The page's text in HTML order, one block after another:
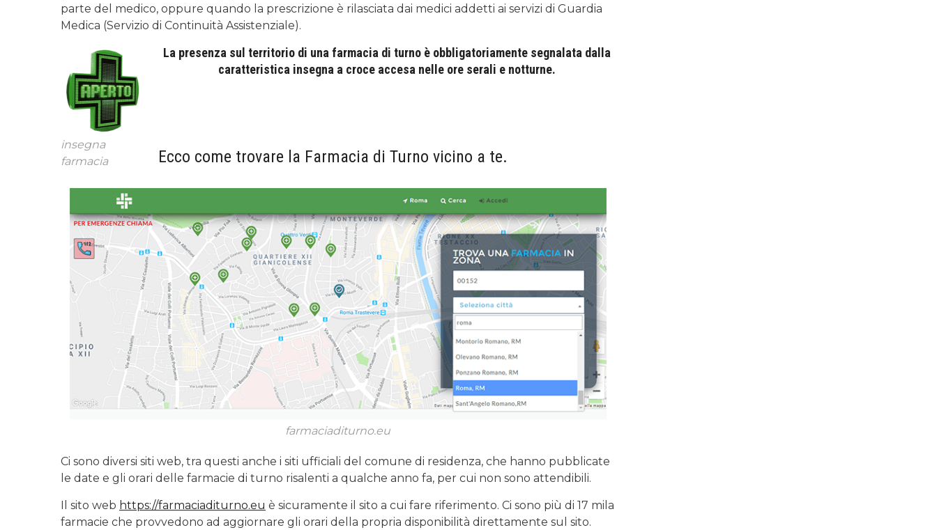
parte del medico, oppure quando la prescrizione è rilasciata dai medici addetti ai servizi di Guardia
Medica (Servizio di Continuità Assistenziale).
insegna
farmacia
La presenza sul territorio di una farmacia di turno è obbligatoriamente segnalata dalla
caratteristica insegna a croce accesa nelle ore serali e notturne.
Ecco come trovare la Farmacia di Turno vicino a te.
farmaciaditurno.eu
Ci sono diversi siti web, tra questi anche i siti ufficiali del comune di residenza, che hanno pubblicate
le date e gli orari delle farmacie di turno risalenti a qualche anno fa, per cui non sono attendibili.
Il sito web https://farmaciaditurno.eu è sicuramente il sito a cui fare riferimento. Ci sono più di 17 mila
farmacie che provvedono ad aggiornare gli orari della propria disponibilità direttamente sul sito.